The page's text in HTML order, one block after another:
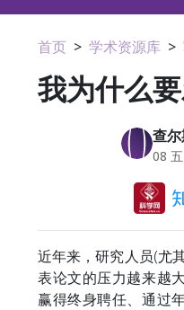
首页 > 学术资源库 >
我为什么
查
08
近年来，研究人员(尤
表论文的压力越来越
赢得终身聘任、通过